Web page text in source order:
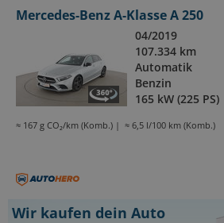
Mercedes-Benz A-Klasse A 250
04/2019
107.334 km
Automatik
Benzin
165 kW (225 PS)
≈ 167 g CO₂/km (Komb.) ≈ 6,5 l/100 km (Komb.)
Wir kaufen dein Auto